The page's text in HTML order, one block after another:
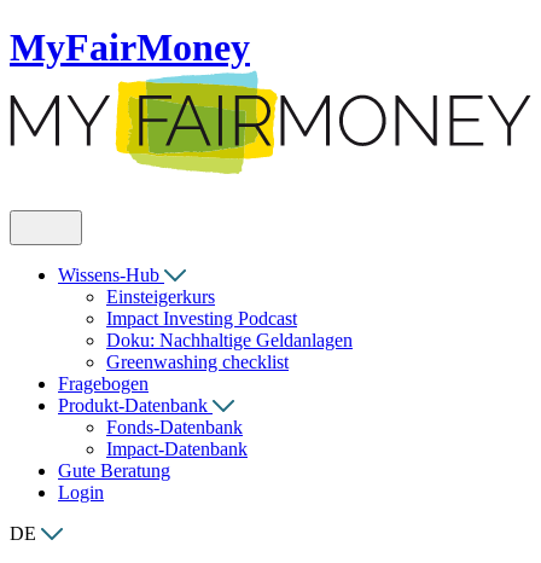
MyFairMoney
Wissens-Hub
Einsteigerkurs
Impact Investing Podcast
Doku: Nachhaltige Geldanlagen
Greenwashing checklist
Fragebogen
Produkt-Datenbank
Fonds-Datenbank
Impact-Datenbank
Gute Beratung
Login
DE